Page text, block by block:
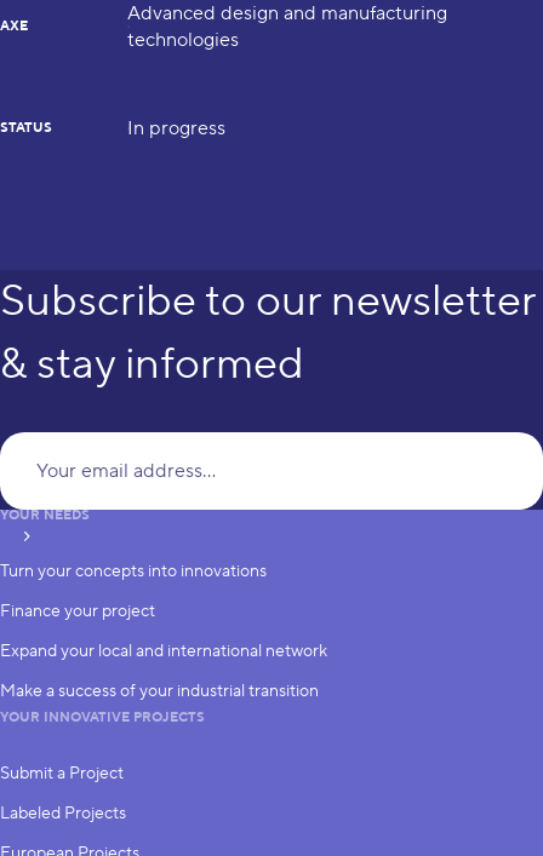
AXE
Advanced design and manufacturing
technologies
STATUS In progress
Subscribe to our newsletter
& stay informed
subscribe
YOUR NEEDS
Turn your concepts into innovations
Finance your project
Expand your local and international network
Make a success of your industrial transition
YOUR INNOVATIVE PROJECTS
Submit a Project
Labeled Projects